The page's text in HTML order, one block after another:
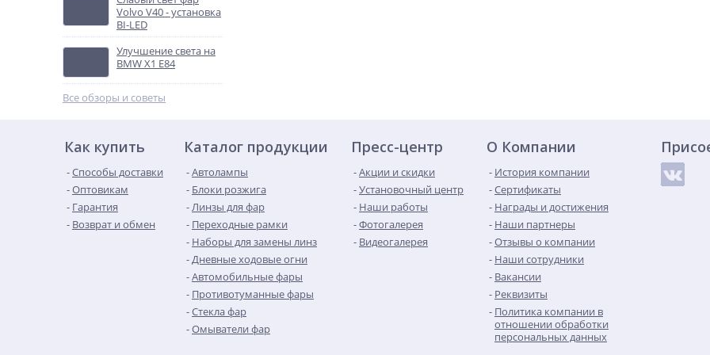
Volvo V40 - установка
BI-LED
Улучшение света на
BMW X1 E84
Все обзоры и советы
Как купить
Способы доставки
Оптовикам
Гарантия
Возврат и обмен
Каталог продукции
Автолампы
Блоки розжига
Линзы для фар
Переходные рамки
Наборы для замены линз
Дневные ходовые огни
Автомобильные фары
Противотуманные фары
Стекла фар
Омыватели фар
Пресс-центр
Акции и скидки
Установочный центр
Наши работы
Фотогалерея
Видеогалерея
О Компании
История компании
Сертификаты
Награды и достижения
Наши партнеры
Отзывы о компании
Наши сотрудники
Вакансии
Реквизиты
Политика компании в
отношении обработки
персональных данных